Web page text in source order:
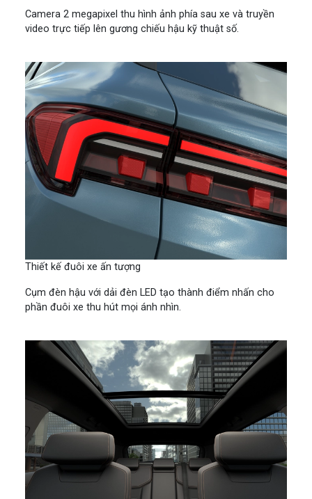
Camera 2 megapixel thu hình ảnh phía sau xe và truyền
video trực tiếp lên gương chiếu hậu kỹ thuật số.
Thiết kế đuôi xe ấn tượng
Cụm đèn hậu với dải đèn LED tạo thành điểm nhấn cho
phần đuôi xe thu hút mọi ánh nhìn.